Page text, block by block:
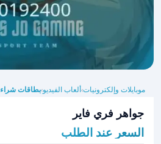
موبايلات وإلكترونيات›ألعاب الفيديو›بطاقات شراء
جواهر فري فاير
السعر عند الطلب